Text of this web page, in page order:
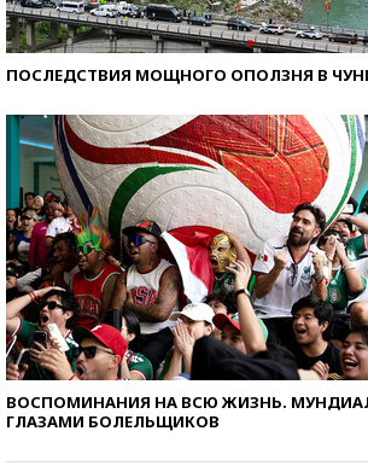
ПОСЛЕДСТВИЯ МОЩНОГО ОПОЛЗНЯ В
ВОСПОМИНАНИЯ НА ВСЮ ЖИЗНЬ.
ГЛАЗАМИ БОЛЕЛЬЩИКОВ